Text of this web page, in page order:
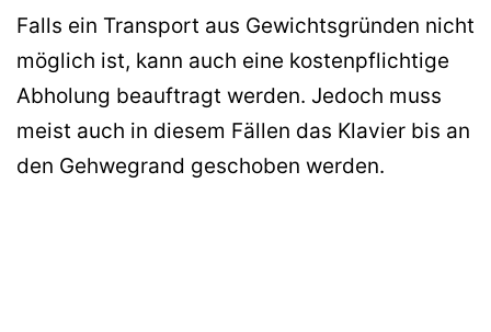
Falls ein Transport aus Gewichtsgründen nicht
möglich ist, kann auch eine kostenpflichtige
Abholung beauftragt werden. Jedoch muss
meist auch in diesem Fällen das Klavier bis an
den Gehwegrand geschoben werden.